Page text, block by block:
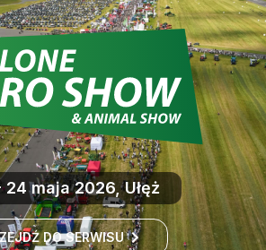
24 maja 2026, Ułęż
DO SERWISU